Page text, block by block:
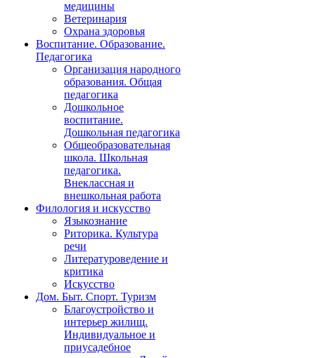
медицины
Ветеринария
Охрана здоровья
Воспитание. Образование.
Педагогика
Организация народного
образования. Общая
педагогика
Дошкольное
воспитание.
Дошкольная педагогика
Общеобразовательная
школа. Школьная
педагогика.
Внеклассная и
внешкольная работа
Филология и искусство
Языкознание
Риторика. Культура
речи
Литературоведение и
критика
Искусство
Дом. Быт. Спорт. Туризм
Благоустройство и
интерьер жилищ.
Индивидуальное и
приусадебное